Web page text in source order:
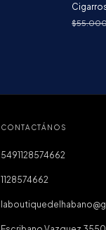
CONTACTÁNOS
5491128574662
1128574662